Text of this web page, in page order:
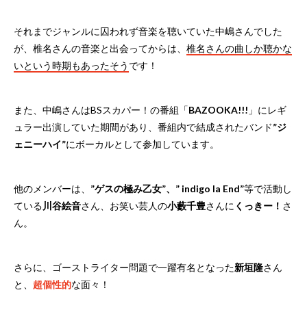
それまでジャンルに囚われず音楽を聴いていた中嶋さんでした
が、椎名さんの音楽と出会ってからは、 椎名さんの曲しか聴かな
いという時期もあったそう です！
また、中嶋さんはBSスカパー！の番組「BAZOOKA!!! 」にレギ
ュラー出演していた期間があり、番組内で結成されたバンド”ジ
ェニーハイ”にボーカルとして参加しています。
他のメンバーは、 ”ゲスの極み乙女”、” indigo la End”等で活動し
ている川谷絵音さん、お笑い芸人の小藪千豊さんに くっきー！ さ
ん。
さらに、ゴーストライター問題で一躍有名となった新垣隆さん
と、 超個性的な面々！